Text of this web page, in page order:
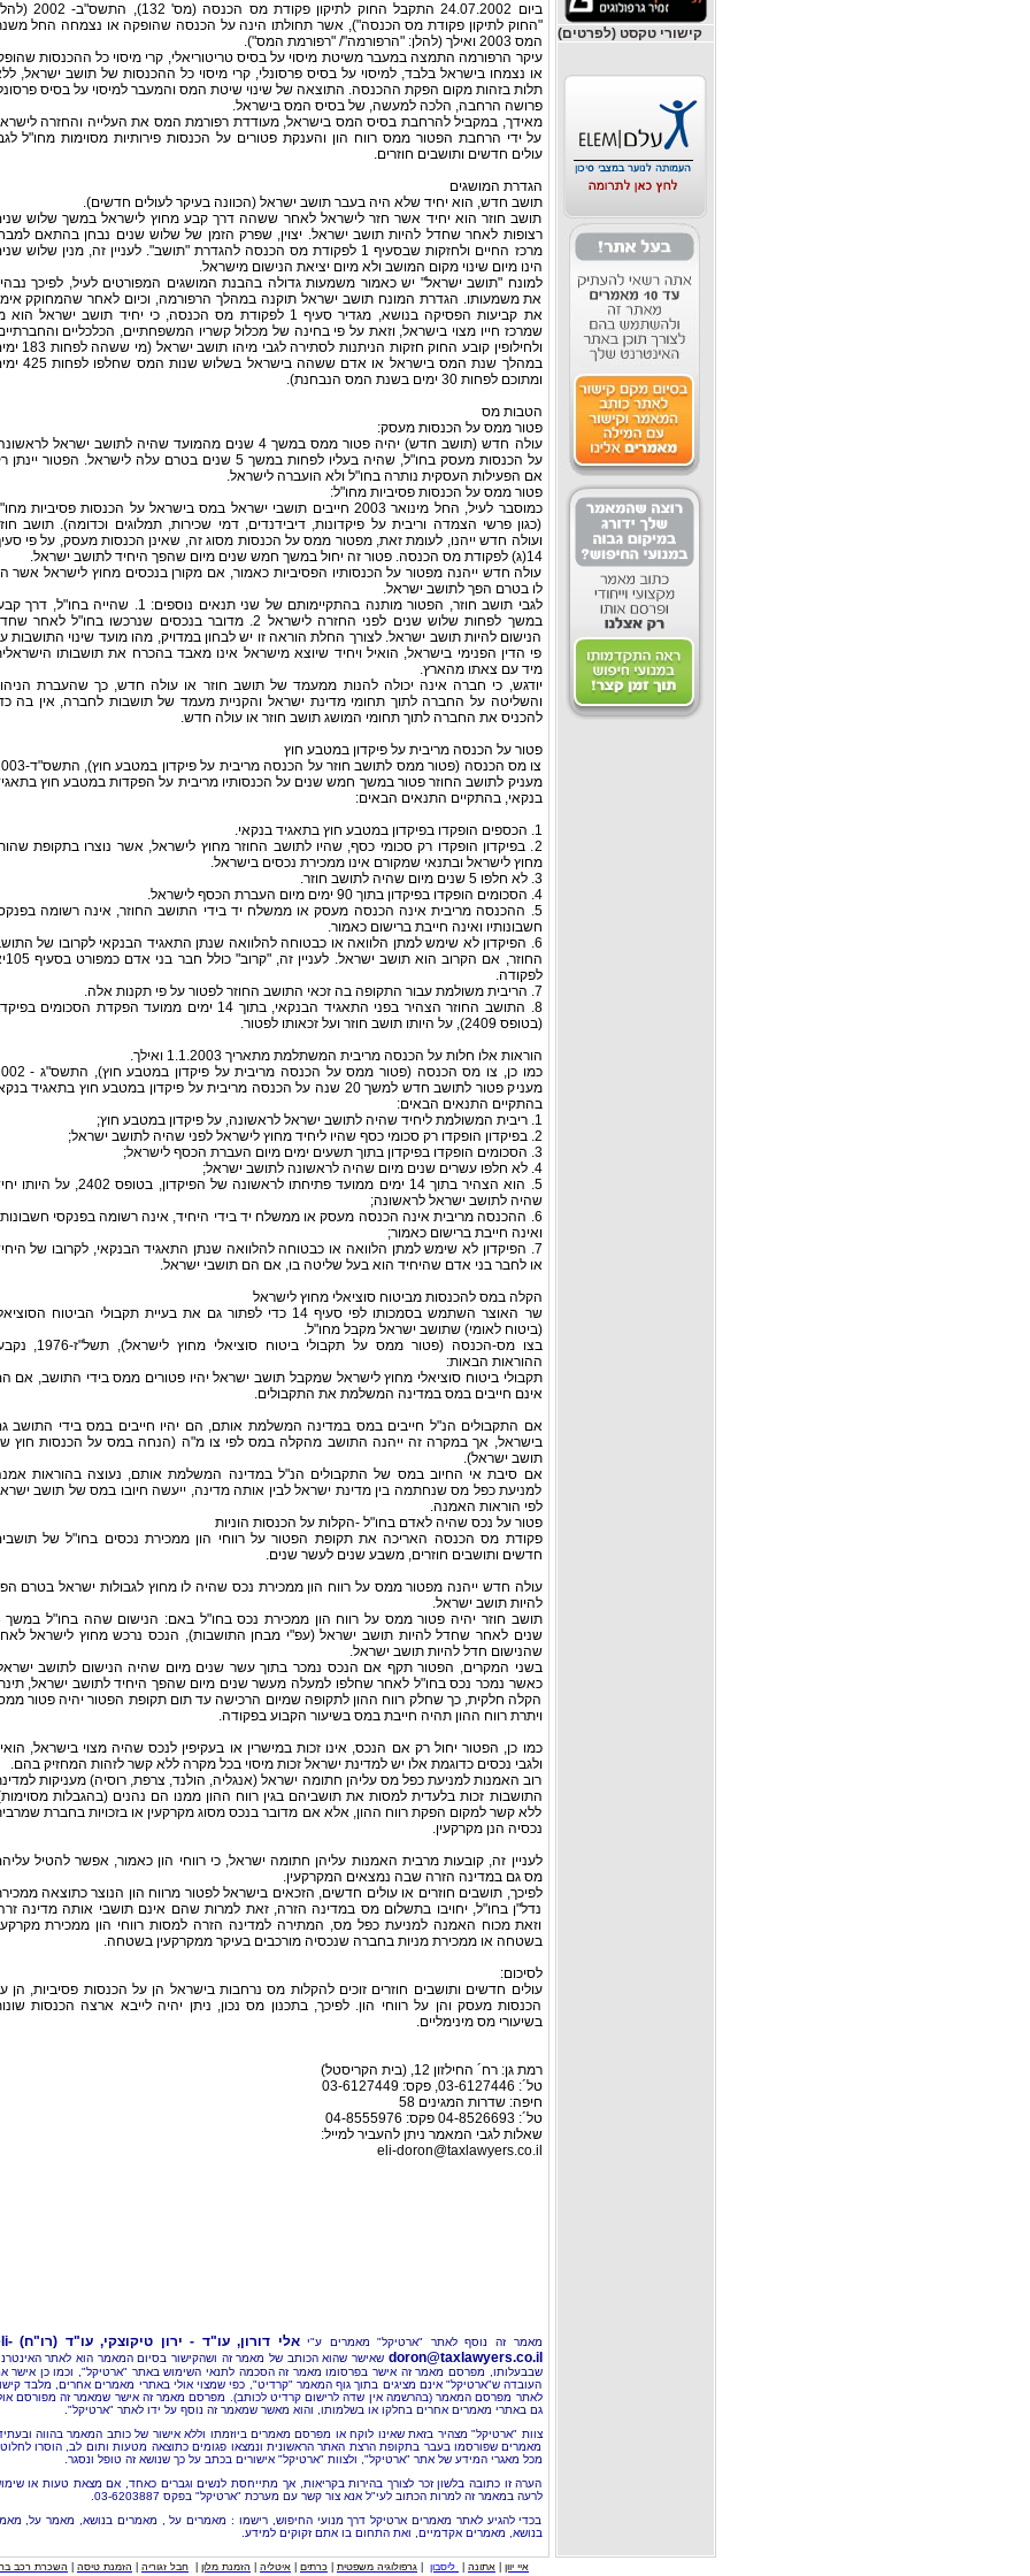
קישורי טקסט (לפרטים)
ביום 24.07.2002 התקבל החוק לתיקון פקודת מס הכנסה (מס' 132),
"החוק לתיקון פקודת מס הכנסה"), אשר תחולתו הינה על הכנסה שהופקה או נצמחה החל
המס 2003 ואילך (להלן: "הרפורמה"/ "רפורמת המס").
עיקר הרפורמה התמצה במעבר משיטת מיסוי על בסיס טריטוריאלי, קרי מיסוי כל ההכנסות
או נצמחו בישראל בלבד, למיסוי על בסיס פרסונלי, קרי מיסוי כל ההכנסות של תושב ישראל,
תלות בזהות מקום הפקת ההכנסה. התוצאה של שינוי שיטת המס והמעבר למיסוי על בסיס
פרושה הרחבה, הלכה למעשה, של בסיס המס בישראל.
מאידך, במקביל להרחבת בסיס המס בישראל, מעודדת רפורמת המס את העלייה והחזרה
על ידי הרחבת הפטור ממס רווח הון והענקת פטורים על הכנסות פירותיות מסוימות מחו"ל
עולים חדשים ותושבים חוזרים.
הגדרת המושגים
תושב חדש, הוא יחיד שלא היה בעבר תושב ישראל (הכוונה בעיקר לעולים חדשים).
תושב חוזר הוא יחיד אשר חזר לישראל לאחר ששהה דרך קבע מחוץ לישראל במשך שלוש
רצופות לאחר שחדל להיות תושב ישראל. יצוין, שפרק הזמן של שלוש שנים נבחן בהתאם
מרכז החיים ולחזקות שבסעיף 1 לפקודת מס הכנסה להגדרת "תושב". לעניין זה, מנין שלוש
הינו מיום שינוי מקום המושב ולא מיום יציאת הנישום מישראל.
למונח "תושב ישראל" יש כאמור משמעות גדולה בהבנת המושגים המפורטים לעיל, לפיכך
את משמעותו. הגדרת המונח תושב ישראל תוקנה במהלך הרפורמה, וכיום לאחר שהמחוקק
את קביעות הפסיקה בנושא, מגדיר סעיף 1 לפקודת מס הכנסה, כי יחיד תושב ישראל הוא
שמרכז חייו מצוי בישראל, וזאת על פי בחינה של מכלול קשריו המשפחתיים, הכלכליים
ולחילופין קובע החוק חזקות הניתנות לסתירה לגבי מיהו תושב
במהלך שנת המס בישראל או אדם ששהה בישראל בשלוש
ומתוכם לפחות 30 ימים בשנת המס הנבחנת).
הטבות מס
פטור ממס על הכנסות מעסק:
עולה חדש (תושב חדש) יהיה פטור ממס במשך 4 שנים מהמועד שהיה לתושב ישראל
על הכנסות מעסק בחו"ל, שהיה בעליו לפחות במשך 5 שנים בטרם עלה לישראל. הפטור
אם הפעילות העסקית נותרה בחו"ל ולא הועברה לישראל.
פטור ממס על הכנסות פסיביות מחו"ל:
כמוסבר לעיל, החל מינואר 2003 חייבים תושבי ישראל במס בישראל על הכנסות פסיביות
(כגון פרשי הצמדה וריבית על פיקדונות, דיבידנדים, דמי שכירות, תמלוגים וכדומה). תושב
ועולה חדש ייהנו, לעומת זאת, מפטור ממס על הכנסות מסוג זה, שאינן הכנסות מעסק, על פי
14(ג) לפקודת מס הכנסה. פטור זה יחול במשך חמש שנים מיום שהפך היחיד לתושב ישראל.
עולה חדש ייהנה מפטור על הכנסותיו הפסיביות כאמור, אם מקורן בנכסים מחוץ לישראל אשר
לו בטרם הפך לתושב ישראל.
לגבי תושב חוזר, הפטור מותנה בהתקיימותם של שני תנאים נוספים: 1. שהייה בחו"ל,
במשך לפחות שלוש שנים לפני החזרה לישראל 2. מדובר בנכסים שנרכשו בחו"ל לאחר
הנישום להיות תושב ישראל. לצורך החלת הוראה זו יש לבחון במדויק, מהו מועד שינוי התושבות
פי הדין הפנימי בישראל, הואיל ויחיד שיוצא מישראל אינו מאבד בהכרח את תושבותו
מיד עם צאתו מהארץ.
יודגש, כי חברה אינה יכולה להנות ממעמד של תושב חוזר או עולה חדש, כך שהעברת
והשליטה על החברה לתוך תחומי מדינת ישראל והקניית מעמד של תושבות לחברה, אין בה
להכניס את החברה לתוך תחומי המושג תושב חוזר או עולה חדש.
פטור על הכנסה מריבית על פיקדון במטבע חוץ
צו מס הכנסה (פטור ממס לתושב חוזר על הכנסה מריבית על
מעניק לתושב החוזר פטור במשך חמש שנים על הכנסותיו מריבית על הפקדות במטבע חוץ
בנקאי, בהתקיים התנאים הבאים:
1. הכספים הופקדו בפיקדון במטבע חוץ בתאגיד בנקאי.
2. בפיקדון הופקדו רק סכומי כסף, שהיו לתושב החוזר מחוץ לישראל, אשר נוצרו בתקופת
מחוץ לישראל ובתנאי שמקורם אינו ממכירת נכסים בישראל.
3. לא חלפו 5 שנים מיום שהיה לתושב חוזר.
4. הסכומים הופקדו בפיקדון בתוך 90 ימים מיום העברת הכסף לישראל.
5. ההכנסה מריבית אינה הכנסה מעסק או ממשלח יד בידי התושב החוזר, אינה רשומה
חשבונותיו ואינה חייבת ברישום כאמור.
6. הפיקדון לא שימש למתן הלוואה או כבטוחה להלוואה שנתן התאגיד הבנקאי לקרובו של
החוזר, אם הקרוב הוא
לפקודה.
7. הריבית משולמת עבור התקופה בה זכאי התושב החוזר לפטור על פי תקנות אלה.
8. התושב החוזר הצהיר בפני התאגיד הבנקאי, בתוך 14 ימים ממועד הפקדת הסכומים
(בטופס 2409), על היותו תושב חוזר ועל זכאותו לפטור.
הוראות אלו חלות על הכנסה מריבית המשתלמת מתאריך 1.1.2003 ואילך.
כמו כן, צו מס הכנסה (פטור ממס על הכנסה מריבית על פיקדון
מעניק פטור לתושב חדש למשך 20 שנה על הכנסה מריבית על פיקדון במטבע חוץ בתאגיד
בהתקיים התנאים הבאים:
1. ריבית המשולמת ליחיד שהיה לתושב ישראל לראשונה, על פיקדון במטבע חוץ;
2. בפיקדון הופקדו רק סכומי כסף שהיו ליחיד מחוץ לישראל לפני שהיה לתושב ישראל;
3. הסכומים הופקדו בפיקדון בתוך תשעים ימים מיום העברת הכסף לישראל;
4. לא חלפו עשרים שנים מיום שהיה לראשונה לתושב ישראל;
5. הוא הצהיר בתוך 14 ימים ממועד פתיחתו לראשונה של הפיקדון, בטופס 2402, על
שהיה לתושב ישראל לראשונה;
6. ההכנסה מריבית אינה הכנסה מעסק או ממשלח יד בידי היחיד, אינה רשומה בפנקסי
ואינה חייבת ברישום כאמור;
7. הפיקדון לא שימש למתן הלוואה או כבטוחה להלוואה שנתן התאגיד הבנקאי, לקרובו של
או לחבר בני אדם שהיחיד הוא בעל שליטה בו, אם הם תושבי ישראל.
הקלה במס להכנסות מביטוח סוציאלי מחוץ לישראל
שר האוצר השתמש בסמכותו לפי סעיף 14 כדי לפתור גם את בעיית תקבולי הביטוח
(ביטוח לאומי) שתושב ישראל מקבל מחו"ל.
בצו מס-הכנסה (פטור ממס על תקבולי ביטוח סוציאלי מחוץ לישראל),
ההוראות הבאות:
תקבולי ביטוח סוציאלי מחוץ לישראל שמקבל תושב ישראל יהיו פטורים ממס בידי התושב, אם
אינם חייבים במס במדינה המשלמת את התקבולים.
אם התקבולים הנ"ל חייבים במס במדינה המשלמת אותם, הם יהיו חייבים במס בידי התושב
בישראל, אך במקרה זה ייהנה התושב מהקלה במס לפי צו מ"ה (הנחה במס על הכנסות חוץ
תושב ישראל).
אם סיבת אי החיוב במס של התקבולים הנ"ל במדינה המשלמת אותם, נעוצה בהוראות
למניעת כפל מס שנחתמה בין מדינת ישראל לבין אותה מדינה, ייעשה חיובו במס של תושב
לפי הוראות האמנה.
פטור על נכס שהיה לאדם בחו"ל -הקלות על הכנסות הוניות
פקודת מס הכנסה האריכה את תקופת הפטור על רווחי הון ממכירת נכסים בחו"ל של
חדשים ותושבים חוזרים, משבע שנים לעשר שנים.
עולה חדש ייהנה מפטור ממס על רווח הון ממכירת נכס שהיה לו מחוץ לגבולות ישראל בטרם
להיות תושב ישראל.
תושב
שנים לאחר שחדל להיות תושב ישראל (עפ"י מבחן התושבות), הנכס נרכש מחוץ לישראל
שהנישום חדל להיות תושב ישראל.
בשני המקרים, הפטור תקף אם הנכס נמכר בתוך עשר שנים מיום שהיה הנישום לתושב
כאשר נמכר נכס בחו"ל לאחר שחלפו למעלה מעשר שנים מיום שהפך היחיד לתושב ישראל,
הקלה חלקית, כך שחלק רווח ההון לתקופה שמיום הרכישה עד תום תקופת הפטור יהיה פטור
ויתרת רווח ההון תהיה חייבת במס בשיעור הקבוע בפקודה.
כמו כן, הפטור יחול רק אם הנכס, אינו זכות במישרין או בעקיפין לנכס שהיה מצוי בישראל,
ולגבי נכסים כדוגמת אלו יש למדינת ישראל זכות מיסוי בכל מקרה ללא קשר לזהות המחזיק בהם.
רוב האמנות למניעת כפל מס עליהן חתומה ישראל (אנגליה, הולנד, צרפת, רוסיה) מעניקות
התושבות זכות בלעדית למסות את תושביהם בגין רווח ההון ממנו הם נהנים (בהגבלות
ללא קשר למקום הפקת רווח ההון, אלא אם מדובר בנכס מסוג מקרקעין או בזכויות בחברת
נכסיה הנן מקרקעין.
לעניין זה, קובעות מרבית האמנות עליהן חתומה ישראל, כי רווחי הון כאמור, אפשר להטיל
מס גם במדינה הזרה שבה נמצאים המקרקעין.
לפיכך, תושבים חוזרים או עולים חדשים, הזכאים בישראל לפטור מרווח הון הנוצר כתוצאה
נדל"ן בחו"ל, יחויבו בתשלום מס במדינה הזרה, זאת למרות שהם אינם תושבי אותה מדינה
וזאת מכוח האמנה למניעת כפל מס, המתירה למדינה הזרה למסות רווחי הון ממכירת
בשטחה או ממכירת מניות בחברה שנכסיה מורכבים בעיקר ממקרקעין בשטחה.
לסיכום:
עולים חדשים ותושבים חוזרים זוכים להקלות מס נרחבות בישראל הן על הכנסות פסיביות, הן
הכנסות מעסק והן על רווחי הון. לפיכך, בתכנון מס נכון, ניתן יהיה לייבא ארצה הכנסות
בשיעורי מס מינימליים.
רמת גן: רח´ החילזון 12, (בית הקריסטל)
טל´: 03-6127446, פקס: 03-6127449
חיפה: שדרות המגינים 58
טל´: 04-8526693 פקס: 04-8555976
שאלות לגבי המאמר ניתן להעביר למייל:
eli-doron@taxlawyers.co.il
מאמר זה נוסף לאתר "ארטיקל" מאמרים ע"יאלי דורון, עו"ד - ירון טיקוצקי, עו"ד (רו"ח)
doron@taxlawyers.co.il שאישר שהוא הכותב של מאמר זה ושהקישור בסיום המאמר הוא לאתר
שבבעלותו, מפרסם מאמר זה אישר בפרסומו מאמר זה הסכמה לתנאי השימוש באתר "ארטיקל", וכמו כן אישר
העובדה ש"ארטיקל" אינם מציגים בתוך גוף המאמר "קרדיט", כפי שמצוי אולי באתרי מאמרים אחרים, מלבד
לאתר מפרסם המאמר (בהרשמה אין שדה לרישום קרדיט לכותב). מפרסם מאמר זה אישר שמאמר זה מפורסם
גם באתרי מאמרים אחרים בחלקו או בשלמותו, והוא מאשר שמאמר זה נוסף על ידו לאתר "ארטיקל".
צוות "ארטיקל" מצהיר בזאת שאינו לוקח או מפרסם מאמרים ביוזמתו וללא אישור של כותב המאמר בהווה
מאמרים שפורסמו בעבר בתקופת הרצת האתר הראשונית ונמצאו פגומים כתוצאה מטעות ותום לב, הוסרו
מכל מאגרי המידע של אתר "ארטיקל", ולצוות "ארטיקל" אישורים בכתב על כך שנושא זה טופל ונסגר.
הערה זו כתובה בלשון זכר לצורך בהירות בקריאות, אך מתייחסת לנשים וגברים כאחד, אם מצאת טעות או
לרעה במאמר זה למרות הכתוב לעי"ל אנא צור קשר עם מערכת "ארטיקל" בפקס 03-6203887.
בכדי להגיע לאתר מאמרים ארטיקל דרך מנועי החיפוש, רישמו : מאמרים על , מאמרים בנושא, מאמר על,
בנושא, מאמרים אקדמיים, ואת התחום בו אתם זקוקים למידע.
איי יוון אתונה ליסבון גרפולוגיה משפטית כרתים איטליה הזמנת מלון חבל זגוריה הזמנת טיסה השכרת רכב